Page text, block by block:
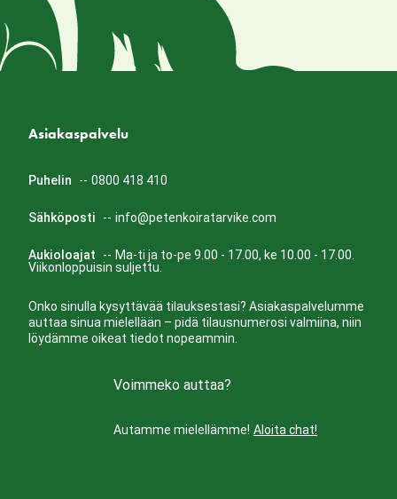
Asiakaspalvelu
Puhelin -- 0800 418 410
Sähköposti -- info@petenkoiratarvike.com
Aukioloajat -- Ma-ti ja to-pe 9.00 - 17.00, ke 10.00 - 17.00.
Viikonloppuisin suljettu.
Onko sinulla kysyttävää tilauksestasi? Asiakaspalvelumme
auttaa sinua mielellään – pidä tilausnumerosi valmiina, niin
löydämme oikeat tiedot nopeammin.
Voimmeko auttaa?
Autamme mielellämme! Aloita chat!